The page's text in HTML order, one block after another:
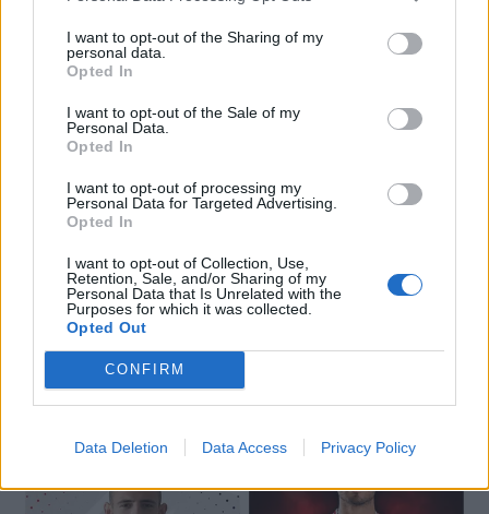
I want to opt-out of the Sharing of my
personal data.
Opted In
I want to opt-out of the Sale of my
Personal Data.
Opted In
I want to opt-out of processing my
Personal Data for Targeted Advertising.
Opted In
I want to opt-out of Collection, Use,
Retention, Sale, and/or Sharing of my
Personal Data that Is Unrelated with the
Purposes for which it was collected.
Opted Out
CONFIRM
Data Deletion Data Access Privacy Policy
🔥 Trending